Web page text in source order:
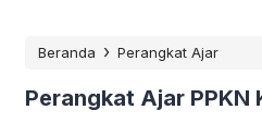
Beranda › Perangkat Ajar
Perangkat Ajar PPKN